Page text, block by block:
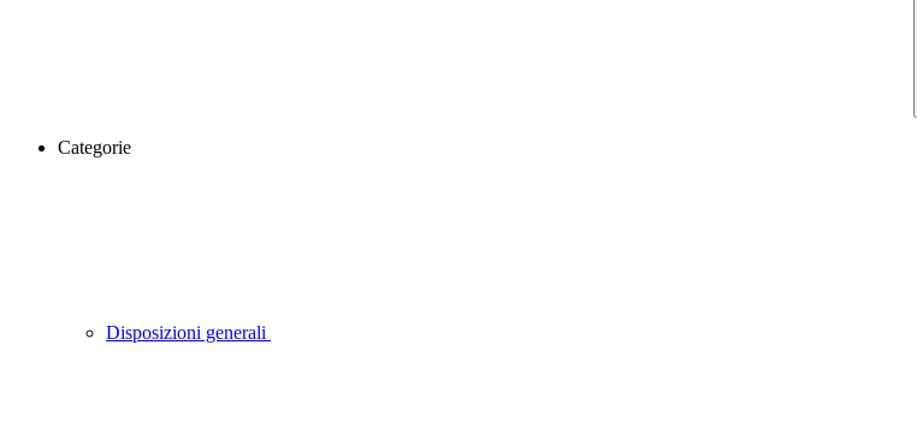
Categorie
Disposizioni generali